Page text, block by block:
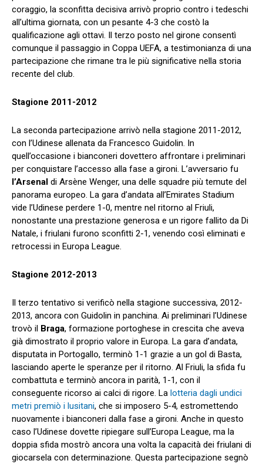
coraggio, la sconfitta decisiva arrivò proprio contro i tedeschi
all’ultima giornata, con un pesante 4-3 che costò la
qualificazione agli ottavi. Il terzo posto nel girone consentì
comunque il passaggio in Coppa UEFA, a testimonianza di una
partecipazione che rimane tra le più significative nella storia
recente del club.
Stagione 2011-2012
La seconda partecipazione arrivò nella stagione 2011-2012,
con l’Udinese allenata da Francesco Guidolin. In
quell’occasione i bianconeri dovettero affrontare i preliminari
per conquistare l’accesso alla fase a gironi. L’avversario fu
l’Arsenal di Arsène Wenger, una delle squadre più temute del
panorama europeo. La gara d’andata all’Emirates Stadium
vide l’Udinese perdere 1-0, mentre nel ritorno al Friuli,
nonostante una prestazione generosa e un rigore fallito da Di
Natale, i friulani furono sconfitti 2-1, venendo così eliminati e
retrocessi in Europa League.
Stagione 2012-2013
Il terzo tentativo si verificò nella stagione successiva, 2012-
2013, ancora con Guidolin in panchina. Ai preliminari l’Udinese
trovò il Braga, formazione portoghese in crescita che aveva
già dimostrato il proprio valore in Europa. La gara d’andata,
disputata in Portogallo, terminò 1-1 grazie a un gol di Basta,
lasciando aperte le speranze per il ritorno. Al Friuli, la sfida fu
combattuta e terminò ancora in parità, 1-1, con il
conseguente ricorso ai calci di rigore. La lotteria dagli undici
metri premiò i lusitani, che si imposero 5-4, estromettendo
nuovamente i bianconeri dalla fase a gironi. Anche in questo
caso l’Udinese dovette ripiegare sull’Europa League, ma la
doppia sfida mostrò ancora una volta la capacità dei friulani di
giocarsela con determinazione. Questa partecipazione segnò